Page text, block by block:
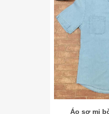
Áo sơ mi